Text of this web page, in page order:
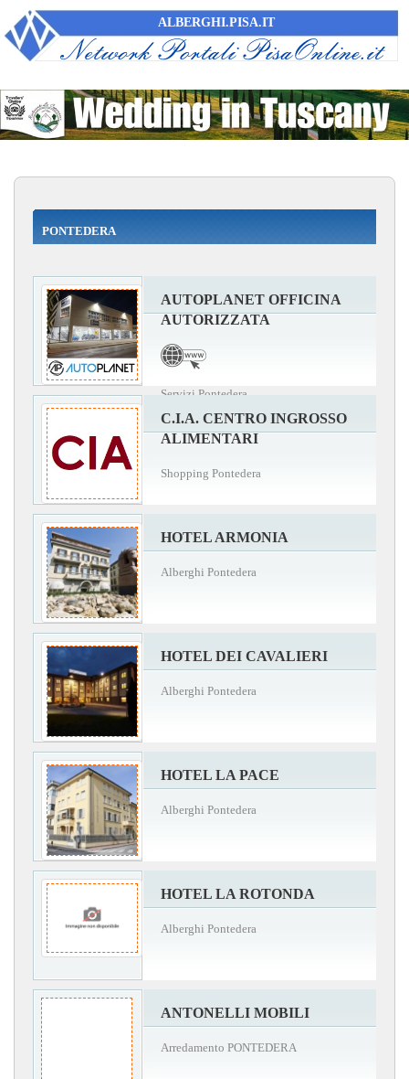
ALBERGHI.PISA.IT
PONTEDERA
AUTOPLANET OFFICINA
AUTORIZZATA
Servizi Pontedera
C.I.A. CENTRO INGROSSO
ALIMENTARI
Shopping Pontedera
HOTEL ARMONIA
Alberghi Pontedera
HOTEL DEI CAVALIERI
Alberghi Pontedera
HOTEL LA PACE
Alberghi Pontedera
HOTEL LA ROTONDA
Alberghi Pontedera
ANTONELLI MOBILI
Arredamento PONTEDERA